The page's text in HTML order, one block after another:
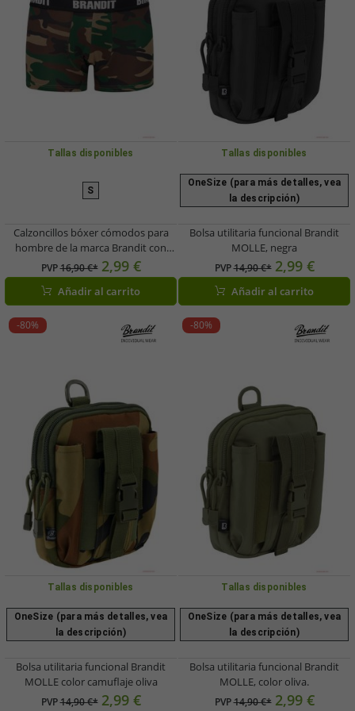
Tallas disponibles
S
Calzoncillos bóxer cómodos para
hombre de la marca Brandit con
logo, paquete de 2, algodón, color
negro bosque.
PVP16,90 €* 2,99 €
Añadir al carrito
Tallas disponibles
OneSize (para más detalles, vea
la descripción)
Bolsa utilitaria funcional Brandit
MOLLE, negra
PVP14,90 €* 2,99 €
Añadir al carrito
-80%
Tallas disponibles
OneSize (para más detalles, vea
la descripción)
Bolsa utilitaria funcional Brandit
MOLLE color camuflaje oliva
PVP14,90 €* 2,99 €
-80%
Tallas disponibles
OneSize (para más detalles, vea
la descripción)
Bolsa utilitaria funcional Brandit
MOLLE, color oliva.
PVP14,90 €* 2,99 €